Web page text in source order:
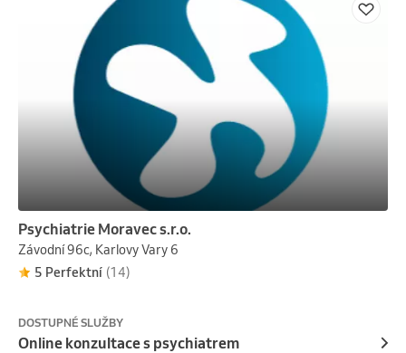
Psychiatrie Moravec s.r.o.
Závodní 96c, Karlovy Vary 6
5 Perfektní (14)
DOSTUPNÉ SLUŽBY
Online konzultace s psychiatrem